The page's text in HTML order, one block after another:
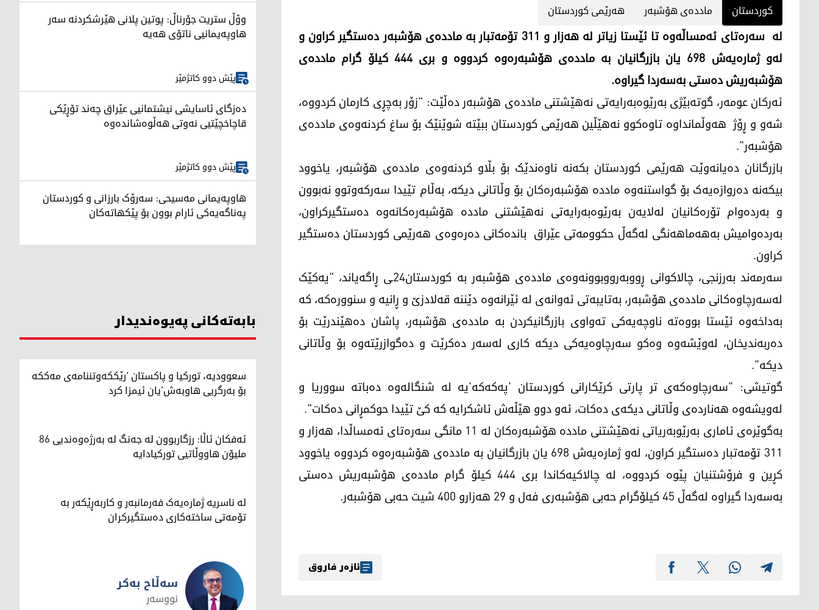
کوردستان ماددەی هۆشبەر هەرێمی کوردستان
لە سەرەتای ئەمساڵەوە تا ئێستا زیاتر لە هەزار و 311 تۆمەتبار بە ماددەی ھۆشبەر دەستگیر کراون و
لەو ژمارەیەش 698 یان بازرگانیان بە ماددەی هۆشبەرەوە کردووە و بری 444 کیلۆ گرام ماددەی
هۆشبەریش دەستی بەسەردا گیراوە.
ئەرکان عومەر، گوتەبێژی بەرێوەبەرایەتی نەهێشتنی ماددەی هۆشبەر دەڵێت: "زۆر بەچڕی کارمان کردووە،
شەو و ڕۆژ هەوڵمانداوە تاوەکوو نەهێڵین هەرێمی کوردستان ببێتە شوێنێک بۆ ساغ کردنەوەی ماددەی
هۆشبەر".
بازرگانان دەیانەوێت هەرێمی کوردستان بکەنە ناوەندێک بۆ بڵاو کردنەوەی ماددەی هۆشبەر، یاخوود
بیکەنە دەروازەیەک بۆ گواستنەوە ماددە هۆشبەرەکان بۆ وڵاتانی دیکە، بەڵام تێیدا سەرکەوتوو نەبوون
و بەردەوام تۆرەکانیان لەلایەن بەرێوەبەرایەتی نەهێشتنی ماددە هۆشبەرەکانەوە دەستگیرکراون،
بەردەوامیش بەهەماهەنگی لەگەڵ حکوومەتی عێراق باندەکانی دەرەوەی هەرێمی کوردستان دەستگیر
کراون.
سەرمەند بەرزنجی، چالاکوانی ڕووبەرووبوونەوەی ماددەی هۆشبەر بە کوردستان24ـی ڕاگەیاند، "یەکێک
لەسەرچاوەکانی ماددەی هۆشبەر، بەتایبەتی ئەوانەی لە ئێرانەوە دێننە قەلادزێ و ڕانیە و سنوورەکە، کە
بەداخەوە ئێستا بووەتە ناوچەیەکی تەواوی بازرگانیکردن بە ماددەی هۆشبەر، پاشان دەهێندرێت بۆ
دەربەندیخان، لەوێشەوە وەکو سەرچاوەیەکی دیکە کاری لەسەر دەکرێت و دەگوازرێتەوە بۆ وڵاتانی
دیکە".
گوتیشی: "سەرچاوەکەی تر پارتی کرێکارانی کوردستان 'پەکەکە'یە لە شنگالەوە دەباتە سووریا و
لەویشەوە هەناردەی وڵاتانی دیکەی دەکات، ئەو دوو هێڵەش ئاشکرایە کە کێ تێیدا حوکمڕانی دەکات".
بەگوێرەی ئاماری بەرێوبەریاتی نەهێشتنی ماددە هۆشبەرەکان لە 11 مانگی سەرەتای ئەمساڵدا، هەزار و
311 تۆمەتبار دەستگیر کراون، لەو ژمارەیەش 698 یان بازرگانیان بە ماددەی هۆشبەرەوە کردووە یاخوود
کڕین و فرۆشتنیان پێوە کردووە، لە چالاکیەکاندا بری 444 کیلۆ گرام ماددەی هۆشبەریش دەستی
بەسەردا گیراوە لەگەڵ 45 کیلۆگرام حەبی هۆشبەری فەل و 29 هەزارو 400 شیت حەبی هۆشبەر.
ئازەر فاروق
وۆڵ ستریت جۆرناڵ: پوتین پلانی هێرشکردنە سەر
هاوپەیمانیی ناتۆی هەیە
پێش دوو کاتژمێر
دەزگای ئاسایشی نیشتمانیی عێراق چەند تۆڕێکی
قاچاخچێتیی نەوتی هەڵوەشاندەوە
پێش دوو کاتژمێر
هاوپەیمانی مەسیحی: سەرۆک بارزانی و کوردستان
په‌ناگه‌یه‌كی ئارام بوون بۆ پێکهاتەکان
بابەتەکانی پەیوەندیدار
سعوودیە، تورکیا و پاکستان 'رێککەوتننامەی مەککە
بۆ بەرگریی هاوبەش'یان ئیمزا کرد
ئەفکان ئاڵا: رزگاربوون لە جەنگ لە بەرژەوەندیی 86
ملیۆن هاووڵاتیی تورکیادایە
لە ناسریە ژمارەیەک فەرمانبەر و کاربەڕێکەر بە
تۆمەتی ساختەکاری دەستگیرکران
سەڵاح بەکر
نووسەر